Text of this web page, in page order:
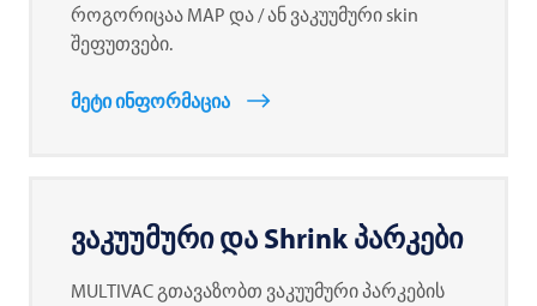
როგორიცაა MAP და / ან ვაკუუმური skin
შეფუთვები.
მეტი ინფორმაცია
ვაკუუმური და Shrink პარკები
MULTIVACგთავაზობთ ვაკუუმური პარკების